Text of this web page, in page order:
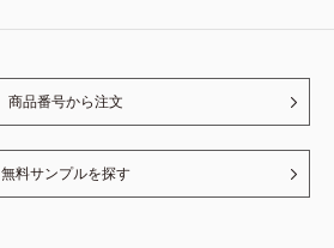
商品番号から注文
無料サンプルを探す